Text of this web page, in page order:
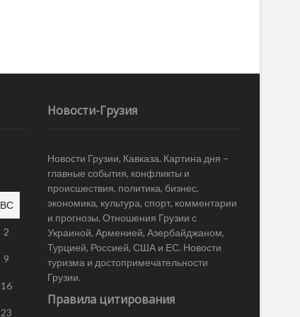
ВС
2
9
16
23
Новости-Грузия
Новости Грузии, Кавказа. Картина дня –
главные события, конфликты и
происшествия, политика, бизнес,
экономика, культура, спорт, комментарии
и прогнозы. Отношения Грузии с
Украиной, Арменией, Азербайджаном,
Турцией, Россией, США и ЕС. Новости
туризма и достопримечательности
Грузии.
Правила цитирования